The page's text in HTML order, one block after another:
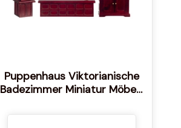
Puppenhaus Viktorianische
Badezimmer Miniatur Möbel-